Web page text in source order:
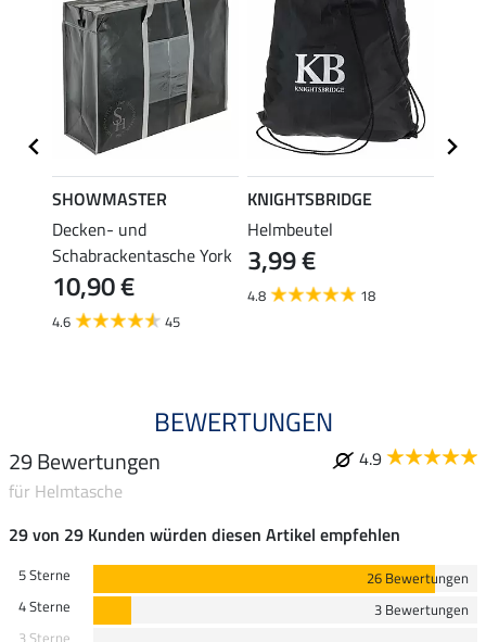
SHOWMASTER
Decken- und
Schabrackentasche York
10,90 €
4.6 45
KNIGHTSBRIDGE
Helmbeutel
3,99 €
4.8 18
BEWERTUNGEN
29 Bewertungen
4.9
für Helmtasche
29 von 29 Kunden würden diesen Artikel empfehlen
5 Sterne
26 Bewertungen
4 Sterne
3 Bewertungen
3 Sterne